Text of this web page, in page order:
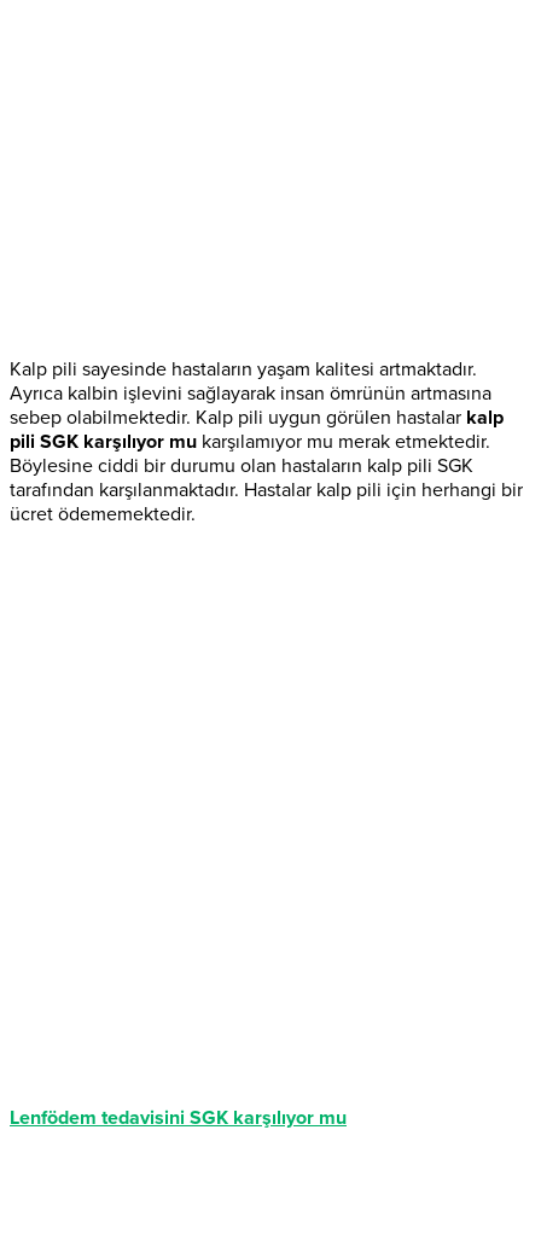
Kalp pili sayesinde hastaların yaşam kalitesi artmaktadır.
Ayrıca kalbin işlevini sağlayarak insan ömrünün artmasına
sebep olabilmektedir. Kalp pili uygun görülen hastalar kalp
pili SGK karşılıyor mu karşılamıyor mu merak etmektedir.
Böylesine ciddi bir durumu olan hastaların kalp pili SGK
tarafından karşılanmaktadır. Hastalar kalp pili için herhangi bir
ücret ödememektedir.
Lenfödem tedavisini SGK karşılıyor mu